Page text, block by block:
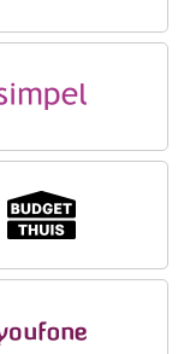
toestel nog net iets
en dus tegen een
in plaats van
fijn in gebruik. De
Island-
heb je altijd